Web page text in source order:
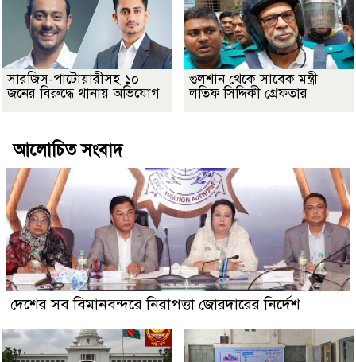
সারজিস-পাটোয়ারীসহ ১০
জনের বিরুদ্ধে থানায় অভিযোগ
গুলশান থেকে সাবেক মন্ত্রী
লতিফ সিদ্দিকী গ্রেফতার
আলোচিত সংবাদ
দেশের সব বিমানবন্দরে নিরাপত্তা জোরদারের নির্দেশ